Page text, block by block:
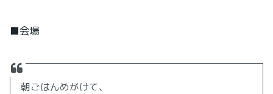
■会場
朝ごはんめがけて、